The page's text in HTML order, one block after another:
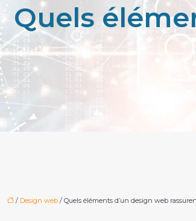
Quels
/ Design web / Quels éléments d’un design web